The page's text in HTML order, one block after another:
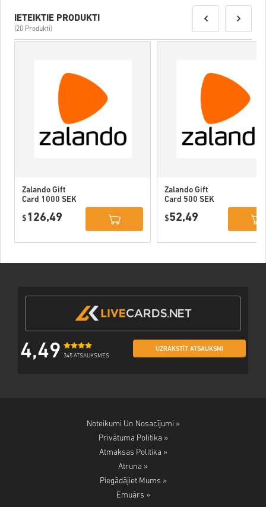
IETEIKTIE PRODUKTI
(20 Produkti)
Zalando Gift
Card 1000 SEK
$ 126,49
Zalando Gift
Card 500 SEK
$52,49
4,49 345 ATSAUKSMES
UZRAKSTĪT ATSAUKSMI
Noteikumi Un Nosacījumi »
Privātuma Politika »
Atmaksas Politika »
Atruna »
Piegādājiet Mums »
Emuārs »